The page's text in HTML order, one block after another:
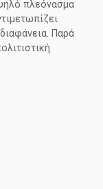
πλεόνασμα
Παρά